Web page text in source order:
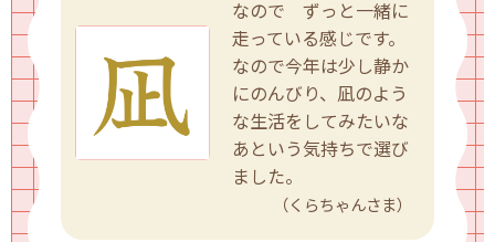
なので ずっと一緒に
走っている感じです。
なので今年は少し静か
にのんびり、凪のよう
な生活をしてみたいな
あという気持ちで選び
ました。
（くらちゃんさま）